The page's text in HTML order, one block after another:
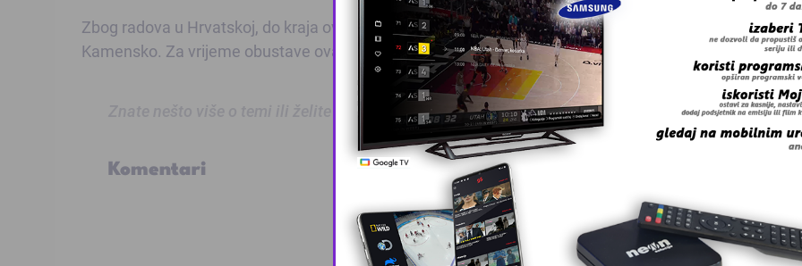
Zbog radova u Hrvatskoj, do kraja ovog mjeseca, obustavljen je saobraćaj za teretna vozila na GP
Kamensko. Za vrijeme obustave ova vozila usmjeravaju se na GP Gorica-GP Vinjani Donji.
Znate nešto više o temi ili želite prijaviti grešku u tekstu?
Komentari